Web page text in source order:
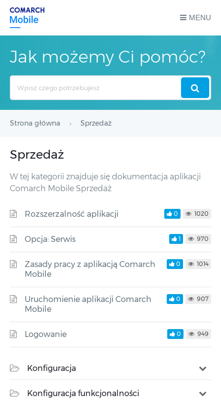
MENU
Jak możemy Ci pomóc?
Strona główna Sprzedaż
Sprzedaż
W tej kategorii znajduje się dokumentacja aplikacji
Comarch Mobile Sprzedaż
Rozszerzalność aplikacji 0 1020
Opcja: Serwis 1 970
Zasady pracy z aplikacją Comarch
Mobile
0 1014
Uruchomienie aplikacji Comarch
Mobile
0 907
Logowanie 0 949
Konfiguracja
Konfiguracja funkcjonalności